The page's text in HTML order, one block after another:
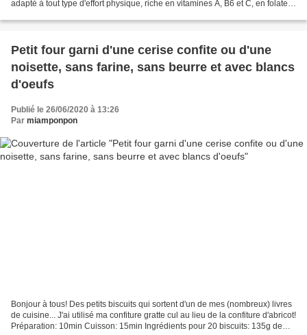
adapté à tout type d'effort physique, riche en vitamines A, B6 et C, en folate,
Petit four garni d'une cerise confite ou d'une
noisette, sans farine, sans beurre et avec blancs
d'oeufs
Publié le 26/06/2020 à 13:26
Par miamponpon
Bonjour à tous! Des petits biscuits qui sortent d'un de mes (nombreux) livres
de cuisine... J'ai utilisé ma confiture gratte cul au lieu de la confiture d'abricot!
Préparation: 10min Cuisson: 15min Ingrédients pour 20 biscuits: 135g de